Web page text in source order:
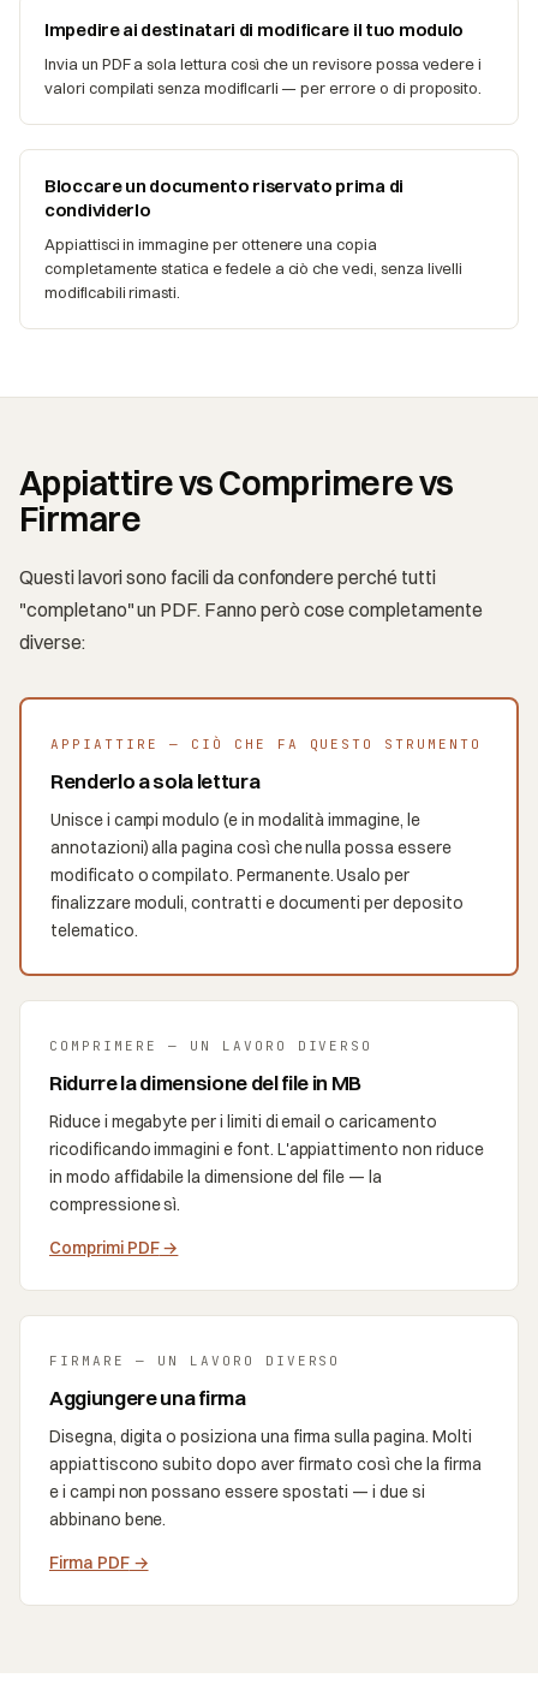
Impedire ai destinatari di modificare il tuo modulo
Invia un PDF a sola lettura così che un revisore possa vedere i
valori compilati senza modificarli — per errore o di proposito.
Bloccare un documento riservato prima di
condividerlo
Appiattisci in immagine per ottenere una copia
completamente statica e fedele a ciò che vedi, senza livelli
modificabili rimasti.
Appiattire vs Comprimere vs
Firmare
Questi lavori sono facili da confondere perché tutti
"completano" un PDF. Fanno però cose completamente
diverse:
APPIATTIRE — CIÒ CHE FA QUESTO STRUMENTO
Renderlo a sola lettura
Unisce i campi modulo (e in modalità immagine, le
annotazioni) alla pagina così che nulla possa essere
modificato o compilato. Permanente. Usalo per
finalizzare moduli, contratti e documenti per deposito
telematico.
COMPRIMERE — UN LAVORO DIVERSO
Ridurre la dimensione del file in MB
Riduce i megabyte per i limiti di email o caricamento
ricodificando immagini e font. L'appiattimento non riduce
in modo affidabile la dimensione del file — la
compressione sì.
Comprimi PDF→
FIRMARE — UN LAVORO DIVERSO
Aggiungere una firma
Disegna, digita o posiziona una firma sulla pagina. Molti
appiattiscono subito dopo aver firmato così che la firma
e i campi non possano essere spostati — i due si
abbinano bene.
Firma PDF→